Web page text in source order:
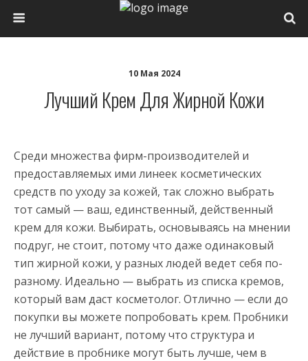
10 Мая 2024
Лучший Крем Для Жирной Кожи
Среди множества фирм-производителей и
предоставляемых ими линеек косметических
средств по уходу за кожей, так сложно выбрать
тот самый — ваш, единственный, действенный
крем для кожи. Выбирать, основываясь на мнении
подруг, не стоит, потому что даже одинаковый
тип жирной кожи, у разных людей ведет себя по-
разному. Идеально — выбрать из списка кремов,
который вам даст косметолог. Отлично — если до
покупки вы можете попробовать крем. Пробники
не лучший вариант, потому что структура и
действие в пробнике могут быть лучше, чем в